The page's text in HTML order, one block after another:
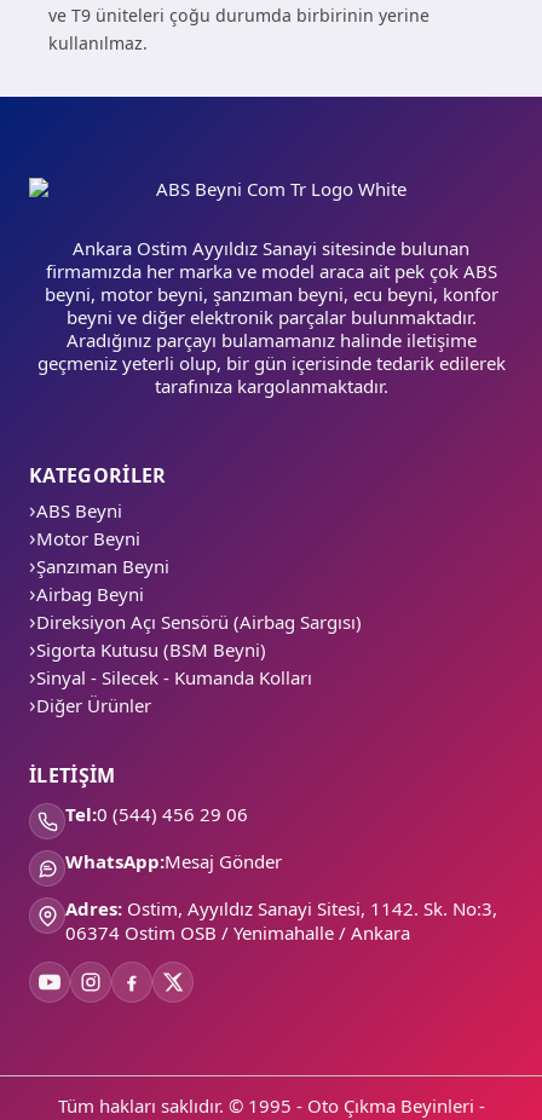
ve T9 üniteleri çoğu durumda birbirinin yerine
kullanılmaz.
Ankara Ostim Ayyıldız Sanayi sitesinde bulunan
firmamızda her marka ve model araca ait pek çok ABS
beyni, motor beyni, şanzıman beyni, ecu beyni, konfor
beyni ve diğer elektronik parçalar bulunmaktadır.
Aradığınız parçayı bulamamanız halinde iletişime
geçmeniz yeterli olup, bir gün içerisinde tedarik edilerek
tarafınıza kargolanmaktadır.
KATEGORİLER
ABS Beyni
Motor Beyni
Şanzıman Beyni
Airbag Beyni
Direksiyon Açı Sensörü (Airbag Sargısı)
Sigorta Kutusu (BSM Beyni)
Sinyal - Silecek - Kumanda Kolları
Diğer Ürünler
İLETİŞİM
Tel:0 (544) 456 29 06
WhatsApp:Mesaj Gönder
Adres: Ostim, Ayyıldız Sanayi Sitesi, 1142. Sk. No:3,
06374 Ostim OSB / Yenimahalle / Ankara
Tüm hakları saklıdır. © 1995 - Oto Çıkma Beyinleri -